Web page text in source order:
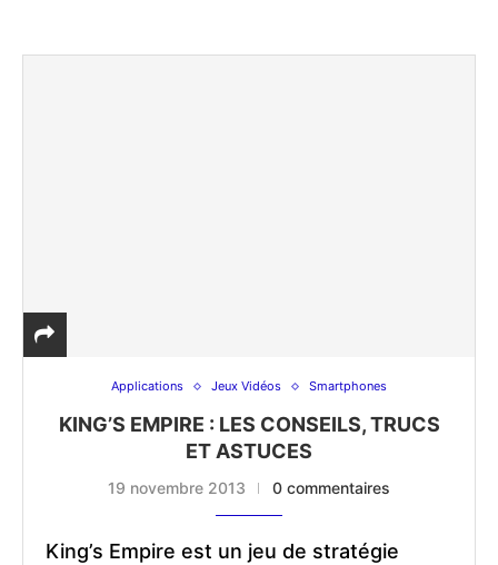
Applications Jeux Vidéos Smartphones
KING’S EMPIRE : LES CONSEILS, TRUCS
ET ASTUCES
19 novembre 2013 0 commentaires
King’s Empire est un jeu de stratégie